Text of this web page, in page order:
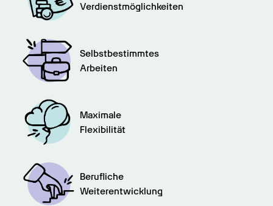
Verdienstmöglichkeiten
Selbstbestimmtes
Arbeiten
Maximale
Flexibilität
Berufliche
Weiterentwicklung